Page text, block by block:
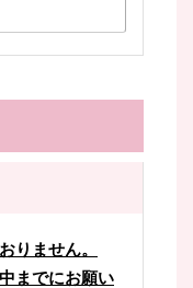
りません。
までにお願い